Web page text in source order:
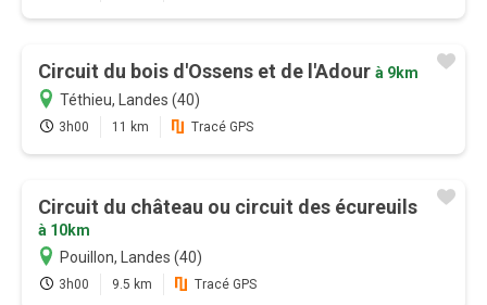
Circuit du bois d'Ossens et de l'Adour à 9km
Téthieu, Landes (40)
3h00 11 km Tracé GPS
Circuit du château ou circuit des écureuils
à 10km
Pouillon, Landes (40)
3h00 9.5 km Tracé GPS